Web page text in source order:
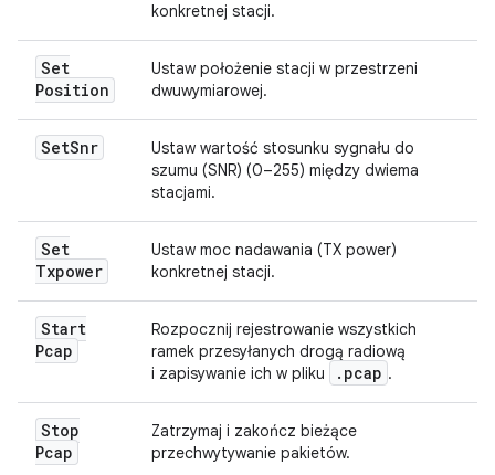
konkretnej stacji.
Set
Position
Ustaw położenie stacji w przestrzeni
dwuwymiarowej.
SetSnr
Ustaw wartość stosunku sygnału do
szumu (SNR) (0–255) między dwiema
stacjami.
Set
Txpower
Ustaw moc nadawania (TX power)
konkretnej stacji.
Start
Pcap
Rozpocznij rejestrowanie wszystkich
ramek przesyłanych drogą radiową
i zapisywanie ich w pliku
. pcap .
Stop
Pcap
Zatrzymaj i zakończ bieżące
przechwytywanie pakietów.